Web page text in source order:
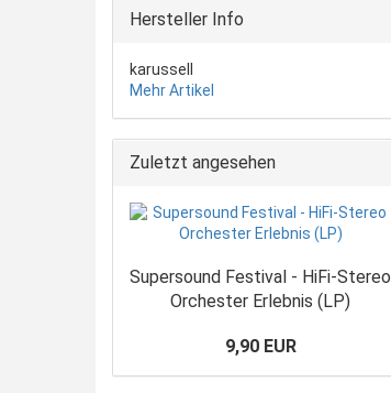
Hersteller Info
karussell
Mehr Artikel
Zuletzt angesehen
Supersound Festival - HiFi-Stereo
Orchester Erlebnis (LP)
9,90 EUR